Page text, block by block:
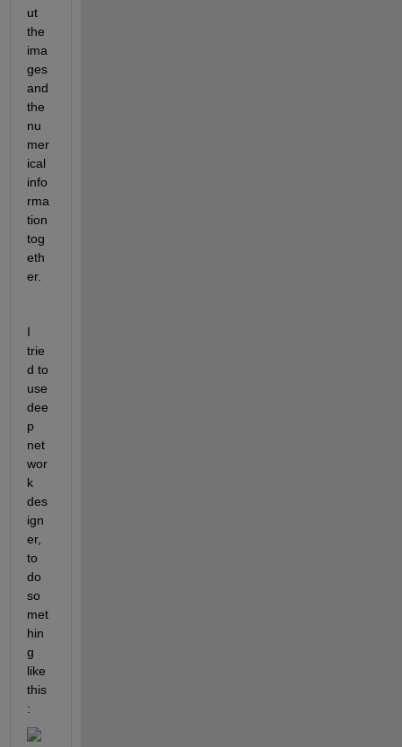
ut
the
ima
ges
and
the
nu
mer
ical
info
rma
tion
tog
eth
er.
I
trie
d to
use
dee
p
net
wor
k
des
ign
er,
to
do
so
met
hin
g
like
this
: